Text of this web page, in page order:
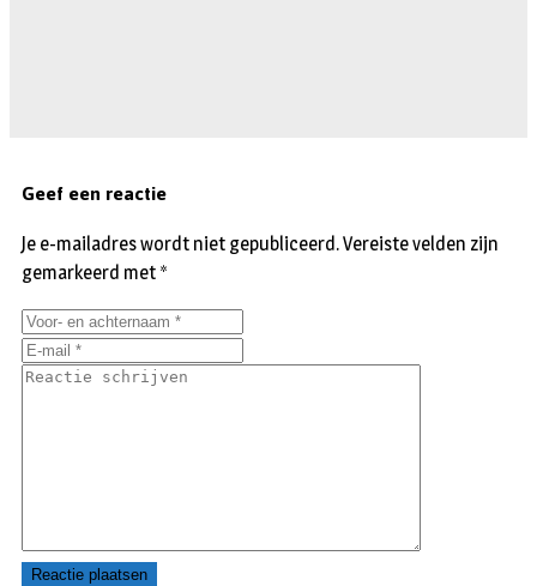
Geef een reactie
Je e-mailadres wordt niet gepubliceerd.Vereiste velden zijn
gemarkeerd met *